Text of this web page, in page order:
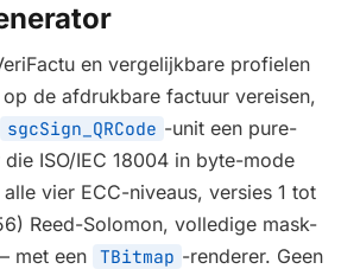
en vergelijkbare profielen
de afdrukbare factuur vereisen,
sgcSign_QRCode -unit een pure-
ISO/IEC 18004 in byte-mode
vier ECC-niveaus, versies 1 tot
Reed-Solomon, volledige mask-
met een TBitmap -renderer. Geen